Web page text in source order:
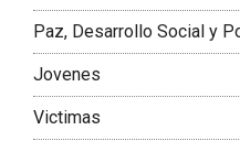
Paz, Desarrollo Social y
Jovenes
Victimas